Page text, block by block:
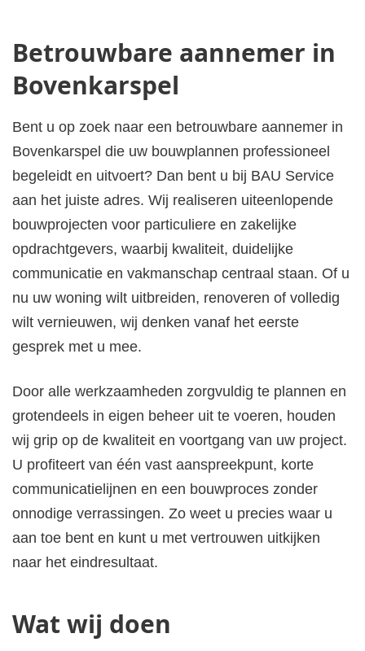
Betrouwbare aannemer in
Bovenkarspel
Bent u op zoek naar een betrouwbare aannemer in
Bovenkarspel die uw bouwplannen professioneel
begeleidt en uitvoert? Dan bent u bij BAU Service
aan het juiste adres. Wij realiseren uiteenlopende
bouwprojecten voor particuliere en zakelijke
opdrachtgevers, waarbij kwaliteit, duidelijke
communicatie en vakmanschap centraal staan. Of u
nu uw woning wilt uitbreiden, renoveren of volledig
wilt vernieuwen, wij denken vanaf het eerste
gesprek met u mee.
Door alle werkzaamheden zorgvuldig te plannen en
grotendeels in eigen beheer uit te voeren, houden
wij grip op de kwaliteit en voortgang van uw project.
U profiteert van één vast aanspreekpunt, korte
communicatielijnen en een bouwproces zonder
onnodige verrassingen. Zo weet u precies waar u
aan toe bent en kunt u met vertrouwen uitkijken
naar het eindresultaat.
Wat wij doen